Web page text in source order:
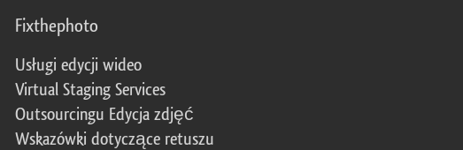
Fixthephoto
Usługi edycji wideo
Virtual Staging Services
Outsourcingu Edycja zdjęć
Wskazówki dotyczące retuszu